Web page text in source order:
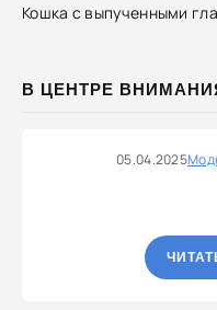
Кошка с выпученными
В ЦЕНТРЕ
05.04.2025